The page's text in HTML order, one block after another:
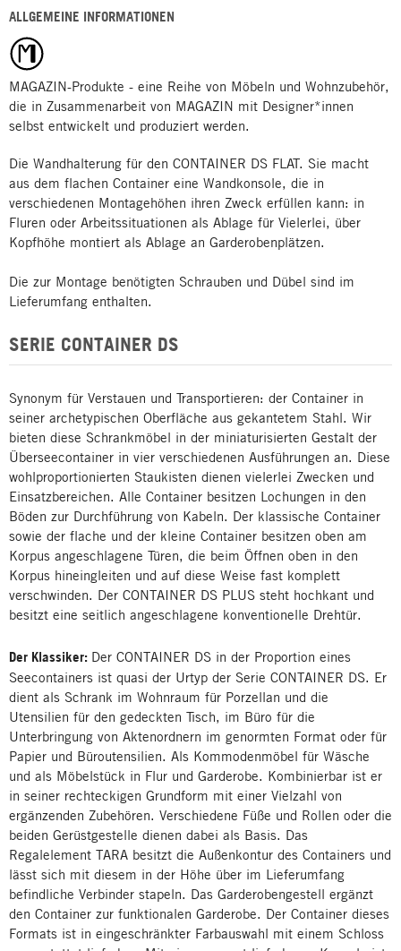
ALLGEMEINE INFORMATIONEN
MAGAZIN-Produkte - eine Reihe von Möbeln und Wohnzubehör,
die in Zusammenarbeit von MAGAZIN mit Designer*innen
selbst entwickelt und produziert werden.
Die Wandhalterung für den CONTAINER DS FLAT. Sie macht
aus dem flachen Container eine Wandkonsole, die in
verschiedenen Montagehöhen ihren Zweck erfüllen kann: in
Fluren oder Arbeitssituationen als Ablage für Vielerlei, über
Kopfhöhe montiert als Ablage an Garderobenplätzen.
Die zur Montage benötigten Schrauben und Dübel sind im
Lieferumfang enthalten.
SERIE CONTAINER DS
Synonym für Verstauen und Transportieren: der Container in
seiner archetypischen Oberfläche aus gekantetem Stahl. Wir
bieten diese Schrankmöbel in der miniaturisierten Gestalt der
Überseecontainer in vier verschiedenen Ausführungen an. Diese
wohlproportionierten Staukisten dienen vielerlei Zwecken und
Einsatzbereichen. Alle Container besitzen Lochungen in den
Böden zur Durchführung von Kabeln. Der klassische Container
sowie der flache und der kleine Container besitzen oben am
Korpus angeschlagene Türen, die beim Öffnen oben in den
Korpus hineingleiten und auf diese Weise fast komplett
verschwinden. Der CONTAINER DS PLUS steht hochkant und
besitzt eine seitlich angeschlagene konventionelle Drehtür.
Der Klassiker: Der CONTAINER DS in der Proportion eines
Seecontainers ist quasi der Urtyp der Serie CONTAINER DS. Er
dient als Schrank im Wohnraum für Porzellan und die
Utensilien für den gedeckten Tisch, im Büro für die
Unterbringung von Aktenordnern im genormten Format oder für
Papier und Büroutensilien. Als Kommodenmöbel für Wäsche
und als Möbelstück in Flur und Garderobe. Kombinierbar ist er
in seiner rechteckigen Grundform mit einer Vielzahl von
ergänzenden Zubehören. Verschiedene Füße und Rollen oder die
beiden Gerüstgestelle dienen dabei als Basis. Das
Regalelement TARA besitzt die Außenkontur des Containers und
lässt sich mit diesem in der Höhe über im Lieferumfang
befindliche Verbinder stapeln. Das Garderobengestell ergänzt
den Container zur funktionalen Garderobe. Der Container dieses
Formats ist in eingeschränkter Farbauswahl mit einem Schloss